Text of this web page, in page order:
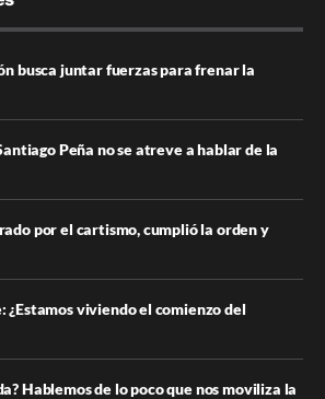
busca juntar fuerzas para frenar la
Peña no se atreve a hablar de la
por el cartismo, cumplió la orden y
¿Estamos viviendo el comienzo del
Hablemos de lo poco que nos moviliza la